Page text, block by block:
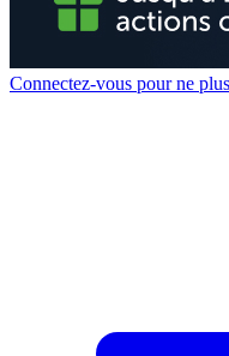
Connectez-vous pour ne